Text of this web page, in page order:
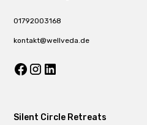
01792003168
kontakt@wellveda.de
Silent Circle Retreats